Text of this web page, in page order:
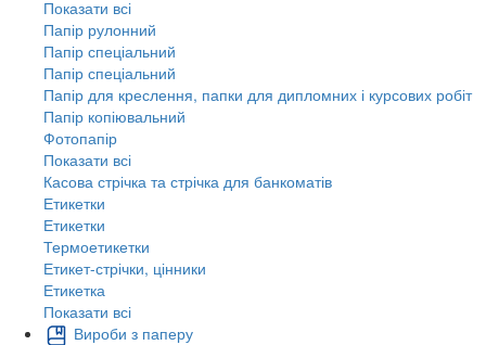
Показати всі
Папір рулонний
Папір спеціальний
Папір спеціальний
Папір для креслення, папки для дипломних і курсових робіт
Папір копіювальний
Фотопапір
Показати всі
Касова стрічка та стрічка для банкоматів
Етикетки
Етикетки
Термоетикетки
Етикет-стрічки, цінники
Етикетка
Показати всі
Вироби з паперу